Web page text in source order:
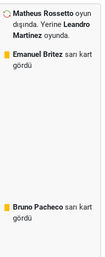
Matheus Rossetto oyun
dışında. Yerine Leandro
Martinez oyunda.
Emanuel Britez sarı kart
gördü
Bruno Pacheco sarı kart
gördü